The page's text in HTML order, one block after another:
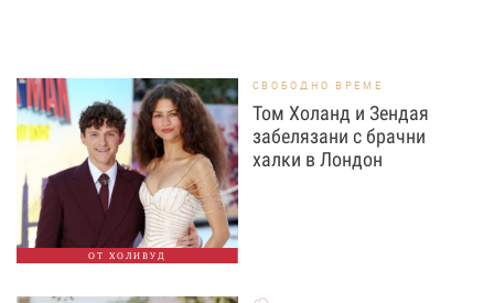
ОТ ХОЛИВУД
СВОБОДНО ВРЕМЕ
Том Холанд и Зендая
забелязани с брачни
халки в Лондон